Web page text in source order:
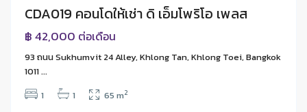
CDA019 คอนโดให้เช่า ดิ เอ็มโพริโอ เพลส
฿ 42,000 ต่อเดือน
93 ถนน Sukhumvit 24 Alley, Khlong Tan, Khlong Toei, Bangkok
1011 ...
1
1 65 m2